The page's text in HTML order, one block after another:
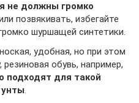
не должны громко
позвякивать, избегайте
шуршащей синтетики.
удобная, но при этом
резиновая обувь, например,
подходят для такой